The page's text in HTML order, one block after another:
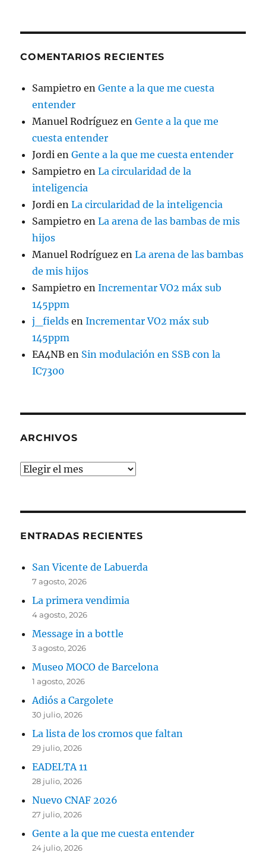
COMENTARIOS RECIENTES
Sampietro enGente a la que me cuesta
entender
Manuel Rodríguez enGente a la que me
cuesta entender
Jordi enGente a la que me cuesta entender
Sampietro enLa circularidad de la
inteligencia
Jordi enLa circularidad de la inteligencia
Sampietro enLa arena de las bambas de mis
hijos
Manuel Rodríguez enLa arena de las bambas
de mis hijos
Sampietro enIncrementar VO2 máx sub
145ppm
j_fields enIncrementar VO2 máx sub
145ppm
EA4NB en Sin modulación en SSB con la
IC7300
ARCHIVOS
Archivos
ENTRADAS RECIENTES
San Vicente de Labuerda
7 agosto, 2026
La primera vendimia
4 agosto, 2026
Message in a bottle
3 agosto, 2026
Museo MOCO de Barcelona
1 agosto, 2026
Adiós a Cargolete
30 julio, 2026
La lista de los cromos que faltan
29 julio, 2026
EADELTA 11
28 julio, 2026
Nuevo CNAF 2026
27 julio, 2026
Gente a la que me cuesta entender
24 julio, 2026